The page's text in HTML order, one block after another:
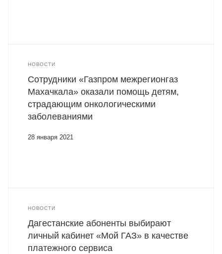
НОВОСТИ
Сотрудники «Газпром межрегионгаз
Махачкала» оказали помощь детям,
страдающим онкологическими
заболеваниями
28 января 2021
НОВОСТИ
Дагестанские абоненты выбирают
личный кабинет «Мой ГАЗ» в качестве
платежного сервиса